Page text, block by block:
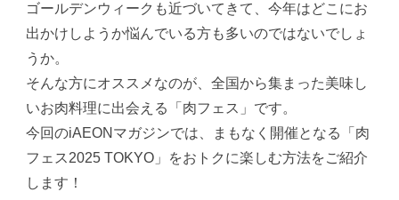
ゴールデンウィークも近づいてきて、今年はどこにお
出かけしようか悩んでいる方も多いのではないでしょ
うか。
そんな方にオススメなのが、全国から集まった美味し
いお肉料理に出会える「肉フェス」です。
今回のiAEONマガジンでは、まもなく開催となる「肉
フェス2025 TOKYO」をおトクに楽しむ方法をご紹介
します！